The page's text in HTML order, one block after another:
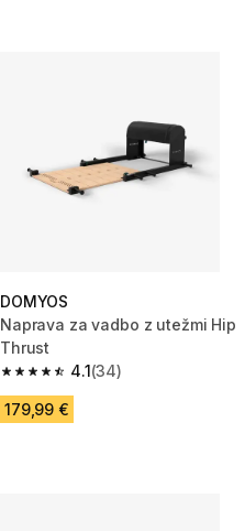
DOMYOS
Naprava za vadbo z utežmi Hip
Thrust
4.1
4.1 od 5 zvezdic from 34 ocene
(34)
179,99 €